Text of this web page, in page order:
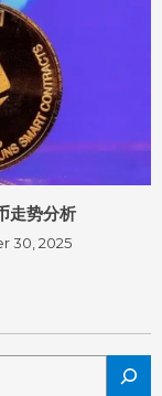
走势分析
30, 2025